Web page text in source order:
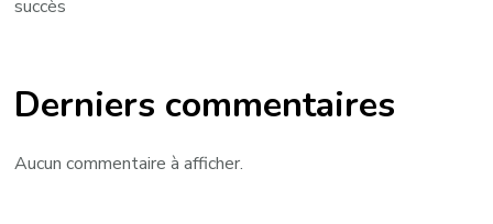
succès
Derniers commentaires
Aucun commentaire à afficher.